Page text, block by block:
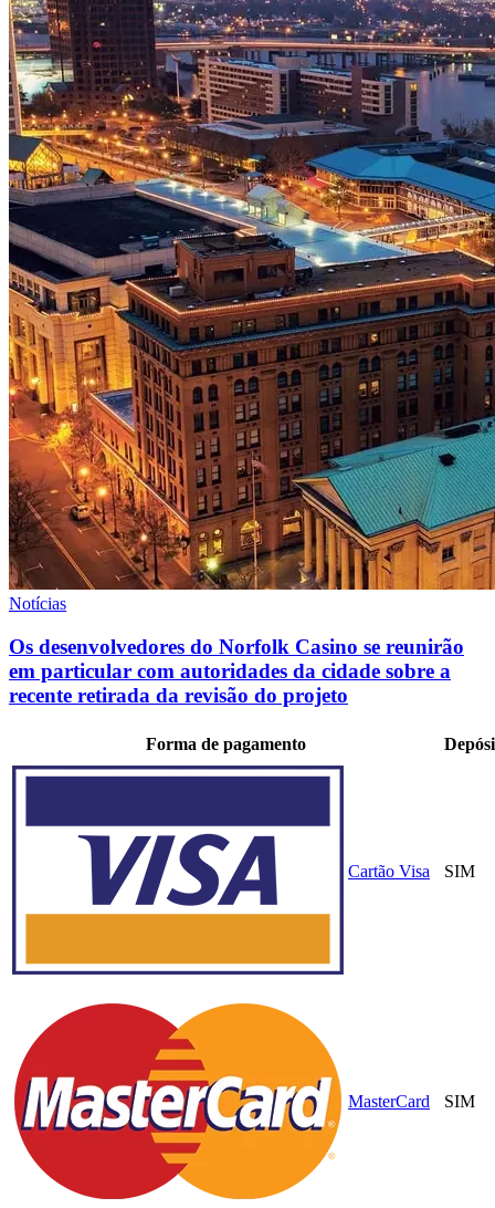
Notícias
Os desenvolvedores do Norfolk Casino se reunirão
em particular com autoridades da cidade sobre a
recente retirada da revisão do projeto
Forma de pagamento
Cartão Visa SIM
MasterCard SIM